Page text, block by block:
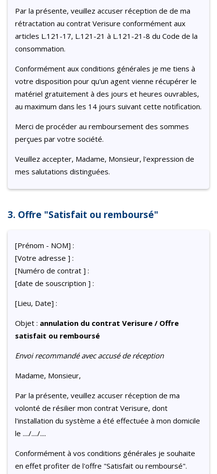
Par la présente, veuillez accuser réception de de ma
rétractation au contrat Verisure conformément aux
articles L.121-17, L.121-21 à L.121-21-8 du Code de la
consommation.
Conformément aux conditions générales je me tiens à
votre disposition pour qu'un agent vienne récupérer le
matériel gratuitement à des jours et heures ouvrables,
au maximum dans les 14 jours suivant cette notification.
Merci de procéder au remboursement des sommes
perçues par votre société.
Veuillez accepter, Madame, Monsieur, l'expression de
mes salutations distinguées.
3. Offre "Satisfait ou remboursé"
[Prénom - NOM] :
[Votre adresse ] :
[Numéro de contrat ] :
[date de souscription ] :
[Lieu, Date] :
Objet : annulation du contrat Verisure / Offre
satisfait ou remboursé
Envoi recommandé avec accusé de réception
Madame, Monsieur,
Par la présente, veuillez accuser réception de ma
volonté de résilier mon contrat Verisure, dont
l'installation du système a été effectuée à mon domicile
le ..../..../....
Conformément à vos conditions générales je souhaite
en effet profiter de l'offre "Satisfait ou remboursé".